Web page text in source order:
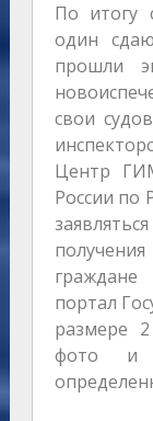
По итогу
один
прошли
свои
Центр
России по
портал
размере
фото и